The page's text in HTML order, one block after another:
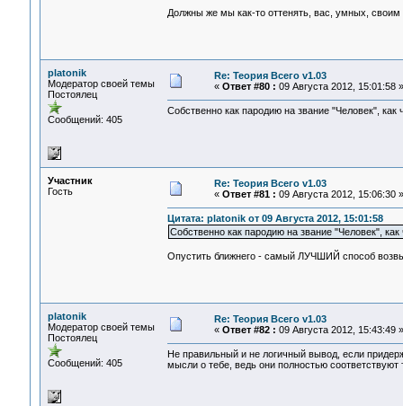
Должны же мы как-то оттенять, вас, умных, своим
platonik
Модератор своей темы
Постоялец
Сообщений: 405
Re: Теория Всего v1.03
« Ответ #80 : 09 Августа 2012, 15:01:58 »
Собственно как пародию на звание "Человек",
Участник
Гость
Re: Теория Всего v1.03
« Ответ #81 : 09 Августа 2012, 15:06:30 »
Цитата: platonik от 09 Августа 2012, 15:01:58
Собственно как пародию на звание "Человек",
Опустить ближнего - самый ЛУЧШИЙ способ
platonik
Модератор своей темы
Постоялец
Сообщений: 405
Re: Теория Всего v1.03
« Ответ #82 : 09 Августа 2012, 15:43:49 »
Не правильный и не логичный вывод, если
мысли о тебе, ведь они полностью